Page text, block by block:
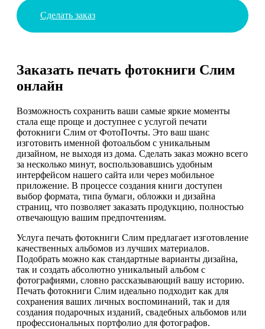
Сделать заказ
Заказать печать фотокниги Слим
онлайн
Возможность сохранить ваши самые яркие моменты
стала еще проще и доступнее с услугой печати
фотокниги Слим от ФотоПочты. Это ваш шанс
изготовить именной фотоальбом с уникальным
дизайном, не выходя из дома. Сделать заказ можно всего
за несколько минут, воспользовавшись удобным
интерфейсом нашего сайта или через мобильное
приложение. В процессе создания книги доступен
выбор формата, типа бумаги, обложки и дизайна
страниц, что позволяет заказать продукцию, полностью
отвечающую вашим предпочтениям.
Услуга печать фотокниги Слим предлагает изготовление
качественных альбомов из лучших материалов.
Подобрать можно как стандартные варианты дизайна,
так и создать абсолютно уникальный альбом с
фотографиями, словно рассказывающий вашу историю.
Печать фотокниги Слим идеально подходит как для
сохранения ваших личных воспоминаний, так и для
создания подарочных изданий, свадебных альбомов или
профессиональных портфолио для фотографов.